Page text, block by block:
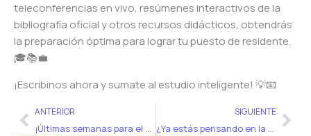
teleconferencias en vivo, resúmenes interactivos de la
bibliografía oficial y otros recursos didácticos, obtendrás
la preparación óptima para lograr tu puesto de residente.
🎓📚💼
¡Escribinos ahora y sumate al estudio inteligente! 💡📧
AntANTERIOR
¡Últimas semanas para el examen! 📚✏️
SIGUIENTE
¿Ya estás pensando en la preparación al examen único 2025? 🎓📅